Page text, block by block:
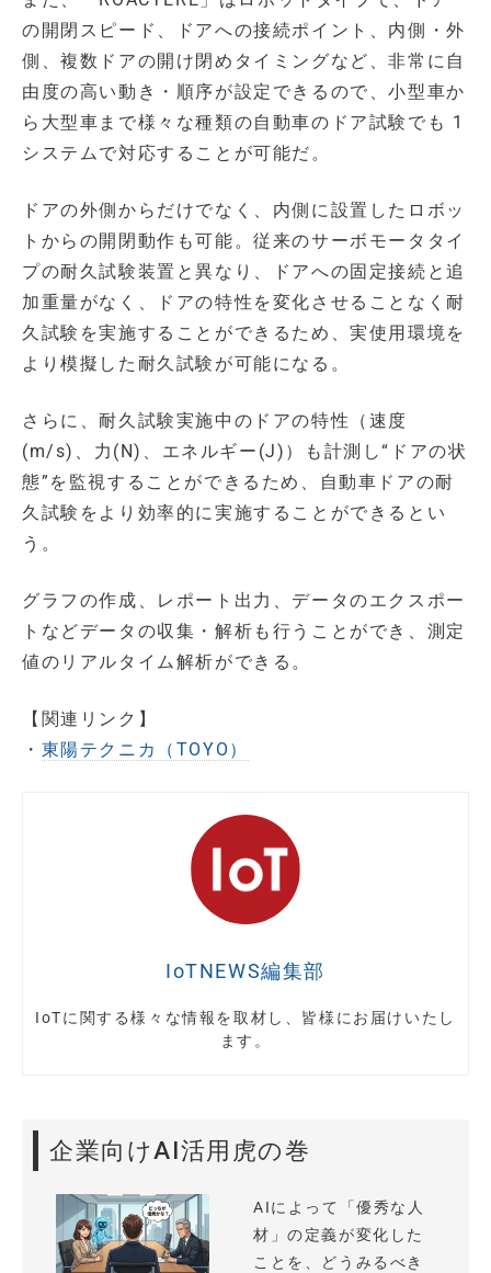
の開閉スピード、ドアへの接続ポイント、内側・外
側、複数ドアの開け閉めタイミングなど、非常に自
由度の高い動き・順序が設定できるので、小型車か
ら大型車まで様々な種類の自動車のドア試験でも 1
システムで対応することが可能だ。
ドアの外側からだけでなく、内側に設置したロボッ
トからの開閉動作も可能。従来のサーボモータタイ
プの耐久試験装置と異なり、ドアへの固定接続と追
加重量がなく、ドアの特性を変化させることなく耐
久試験を実施することができるため、実使用環境を
より模擬した耐久試験が可能になる。
さらに、耐久試験実施中のドアの特性（速度
(m/s)、力(N)、エネルギー(J)）も計測し“ドアの状
態”を監視することができるため、自動車ドアの耐
久試験をより効率的に実施することができるとい
う。
グラフの作成、レポート出力、データのエクスポー
トなどデータの収集・解析も行うことができ、測定
値のリアルタイム解析ができる。
【関連リンク】
・ 東陽テクニカ（TOYO）
IoTNEWS編集部
IoTに関する様々な情報を取材し、皆様にお届けいたし
ます。
企業向けAI活用虎の巻
AIによって「優秀な人
材」の定義が変化した
ことを、どうみるべき